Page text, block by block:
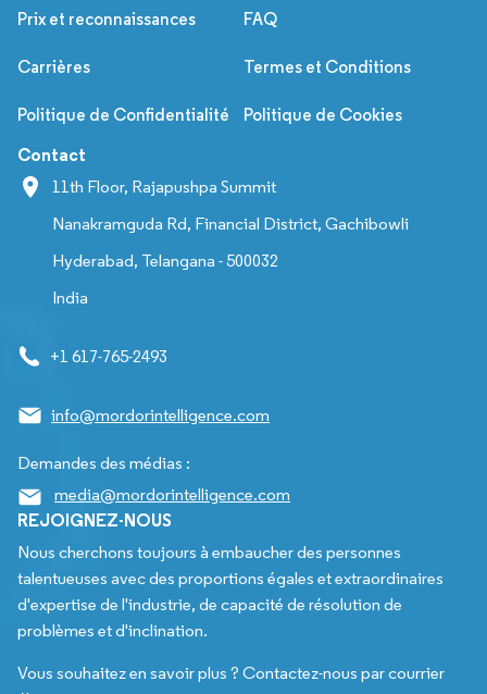
Prix et reconnaissances FAQ
Carrières Termes et Conditions
Politique de Confidentialité Politique de Cookies
Contact
11th Floor, Rajapushpa Summit
Nanakramguda Rd, Financial District, Gachibowli
Hyderabad, Telangana - 500032
India
+1 617-765-2493
info@mordorintelligence.com
Demandes des médias :
media@mordorintelligence.com
REJOIGNEZ-NOUS
Nous cherchons toujours à embaucher des personnes
talentueuses avec des proportions égales et extraordinaires
d'expertise de l'industrie, de capacité de résolution de
problèmes et d'inclination.
Vous souhaitez en savoir plus ? Contactez-nous par courrier